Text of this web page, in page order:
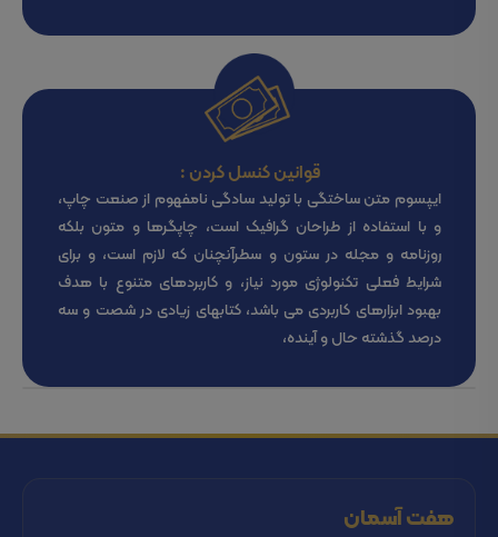
قوانین کنسل کردن :
ایپسوم متن ساختگی با تولید سادگی نامفهوم از صنعت چاپ،
و با استفاده از طراحان گرافیک است، چاپگرها و متون بلکه
روزنامه و مجله در ستون و سطرآنچنان که لازم است، و برای
شرایط فعلی تکنولوژی مورد نیاز، و کاربردهای متنوع با هدف
بهبود ابزارهای کاربردی می باشد، کتابهای زیادی در شصت و سه
درصد گذشته حال و آینده،
هفت آسمان